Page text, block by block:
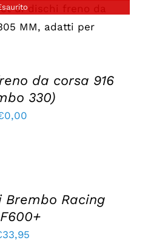
da corsa 916
330)
0,00
Racing
33,95